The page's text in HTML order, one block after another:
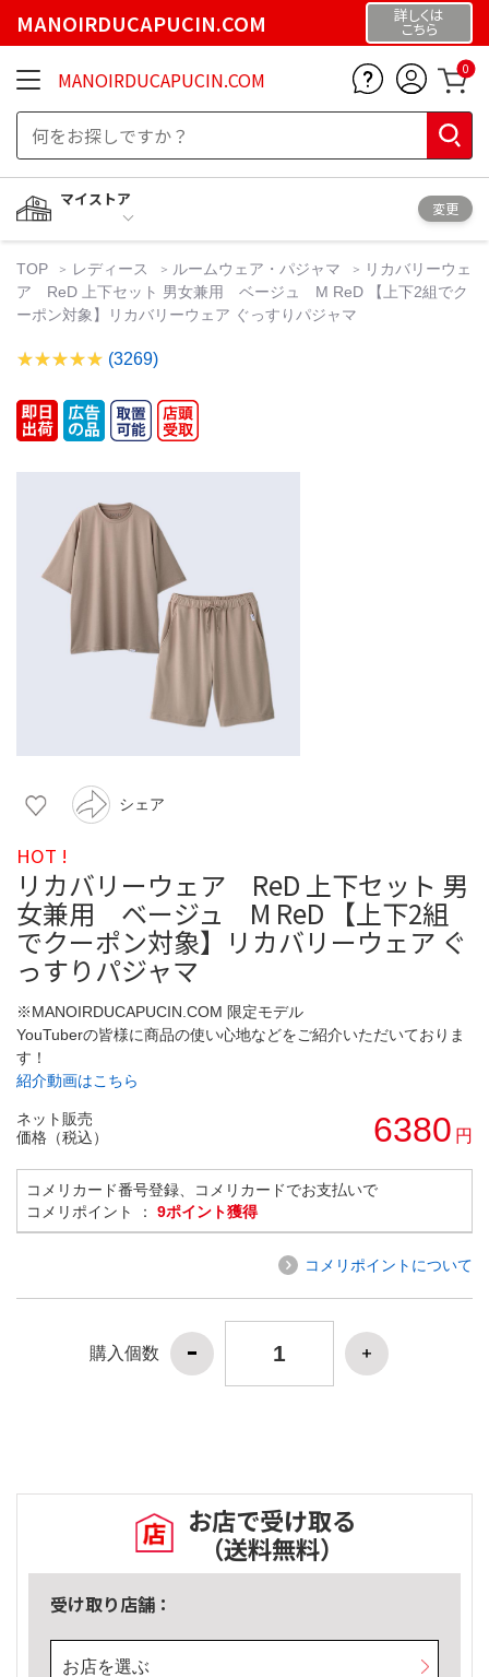
MANOIRDUCAPUCIN.COM 詳しくは
こちら
MANOIRDUCAPUCIN.COM 0
マイストア
変更
TOP レディース ルームウェア・パジャマ
リカバリーウェ
ア ReD 上下セット 男女兼用 ベージュ M ReD 【上下2組でク
ーポン対象】リカバリーウェア ぐっすりパジャマ
(3269)
シェア
HOT !
リカバリーウェア ReD 上下セット 男
女兼用 ベージュ M ReD 【上下2組
でクーポン対象】リカバリーウェア ぐ
っすりパジャマ
※MANOIRDUCAPUCIN.COM 限定モデル
YouTuberの皆様に商品の使い心地などをご紹介いただいておりま
す！
紹介動画はこちら
ネット販売
価格（税込）
6380 円
コメリカード番号登録、コメリカードでお支払いで
コメリポイント ： 9ポイント獲得
コメリポイントについて
購入個数
お店で受け取る
（送料無料）
受け取り店舗：
お店を選ぶ